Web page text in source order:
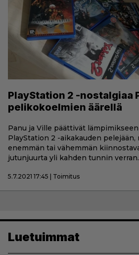
PlayStation 2 -nostalgiaa
pelikokoelmien äärellä
Panu ja Ville päättivät
PlayStation 2 -aikakauden
enemmän tai vähemmän
jutunjuurta yli kahden tunnin verran.
5.7.2021 17:45 | Toimitus
Luetuimmat